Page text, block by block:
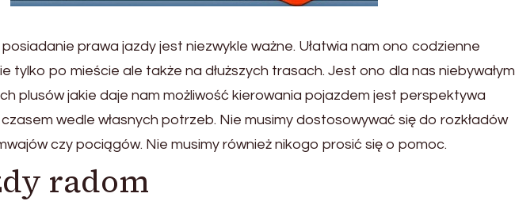
prawa jazdy jest niezwykle ważne. Ułatwia nam ono codzienne
tylko po mieście ale także na dłuższych trasach. Jest ono dla nas niebywałym
plusów jakie daje nam możliwość kierowania pojazdem jest perspektywa
wedle własnych potrzeb. Nie musimy dostosowywać się do rozkładów
czy pociągów. Nie musimy również nikogo prosić się o pomoc.
radom